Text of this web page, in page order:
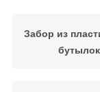
Забор из
бутылок